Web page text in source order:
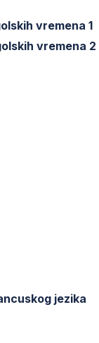
vremena 1
vremena 2
jezika